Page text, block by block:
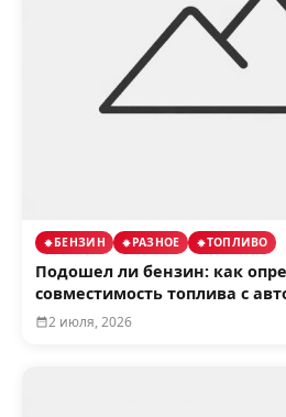
БЕНЗИН РАЗНОЕ ТОПЛИВО
Подошел ли бензин: как
совместимость топлива с
2 июля, 2026